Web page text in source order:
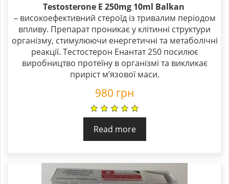
Testosterone E 250mg 10ml Balkan
– високоефективний стероїд із тривалим періодом
впливу. Препарат проникає у клітинні структури
організму, стимулюючи енергетичні та метаболічні
реакції. Тестостерон Енантат 250 посилює
виробництво протеїну в організмі та викликає
приріст м’язової маси.
980 грн
Read more